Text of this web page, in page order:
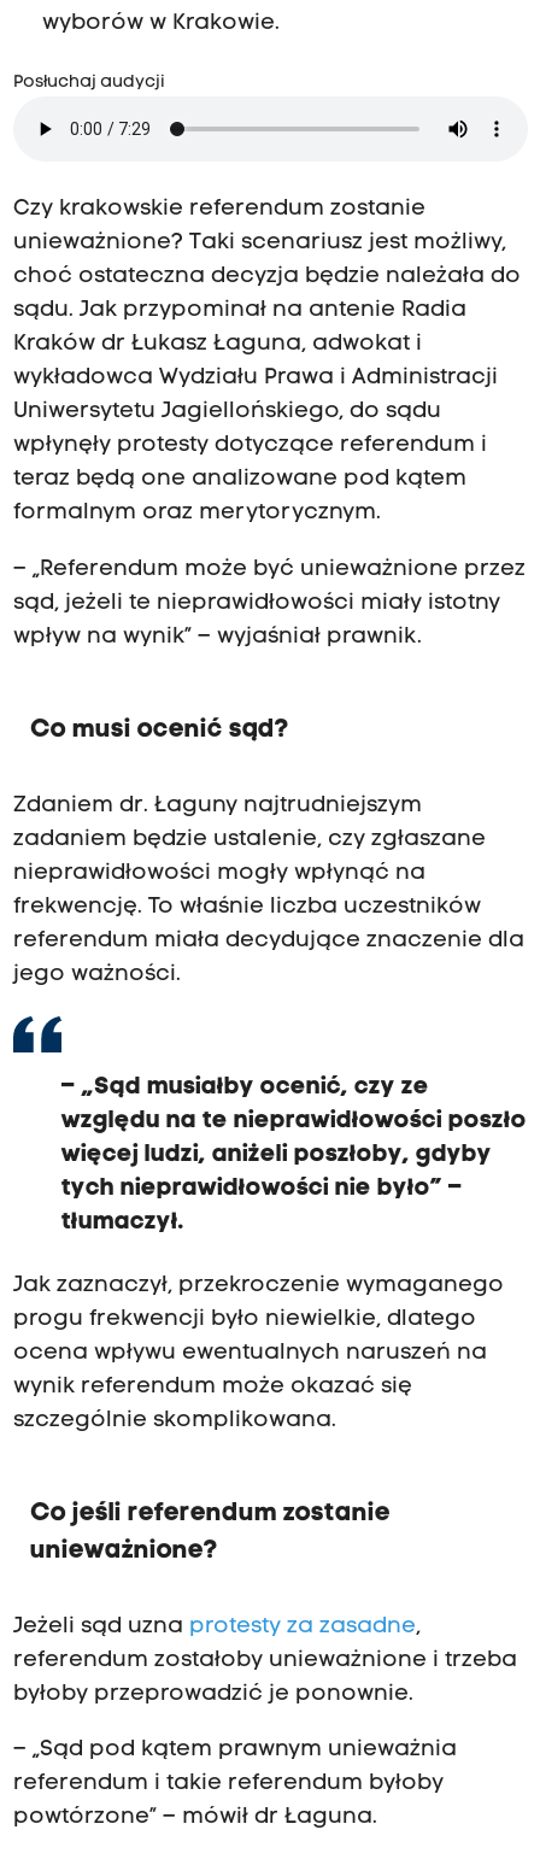
wyborów w Krakowie.
Posłuchaj audycji
Czy krakowskie referendum zostanie
unieważnione? Taki scenariusz jest możliwy,
choć ostateczna decyzja będzie należała do
sądu. Jak przypominał na antenie Radia
Kraków dr Łukasz Łaguna, adwokat i
wykładowca Wydziału Prawa i Administracji
Uniwersytetu Jagiellońskiego, do sądu
wpłynęły protesty dotyczące referendum i
teraz będą one analizowane pod kątem
formalnym oraz merytorycznym.
– „Referendum może być unieważnione przez
sąd, jeżeli te nieprawidłowości miały istotny
wpływ na wynik” – wyjaśniał prawnik.
Co musi ocenić sąd?
Zdaniem dr. Łaguny najtrudniejszym
zadaniem będzie ustalenie, czy zgłaszane
nieprawidłowości mogły wpłynąć na
frekwencję. To właśnie liczba uczestników
referendum miała decydujące znaczenie dla
jego ważności.
– „Sąd musiałby ocenić, czy ze
względu na te nieprawidłowości poszło
więcej ludzi, aniżeli poszłoby, gdyby
tych nieprawidłowości nie było” –
tłumaczył.
Jak zaznaczył, przekroczenie wymaganego
progu frekwencji było niewielkie, dlatego
ocena wpływu ewentualnych naruszeń na
wynik referendum może okazać się
szczególnie skomplikowana.
Co jeśli referendum zostanie
unieważnione?
Jeżeli sąd uzna protesty za zasadne,
referendum zostałoby unieważnione i trzeba
byłoby przeprowadzić je ponownie.
– „Sąd pod kątem prawnym unieważnia
referendum i takie referendum byłoby
powtórzone” – mówił dr Łaguna.